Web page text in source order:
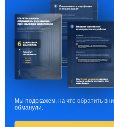
Мы подскажем, на что обратить
обманули.